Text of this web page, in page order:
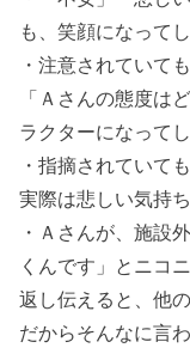
も、笑顔になってし
・注意されていて
「Ａさんの態度は
ラクターになって
・指摘されていて
実際は悲しい気持ち
・Ａさんが、施設
くんです」とニコ
返し伝えると、他
だからそんなに言